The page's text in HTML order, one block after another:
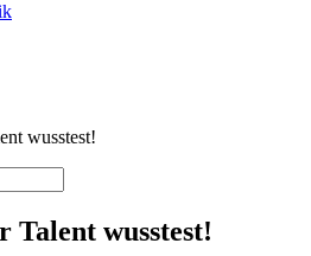
wusstest!
Talent wusstest!